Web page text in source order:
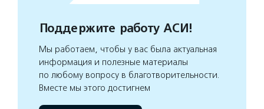
Поддержите работу АСИ!
Мы работаем, чтобы у вас была актуальная
информация и полезные материалы
по любому вопросу в благотворительности.
Вместе мы этого достигнем